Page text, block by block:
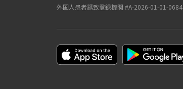
外国人患者誘致登録機関 #A-2026-01-01-